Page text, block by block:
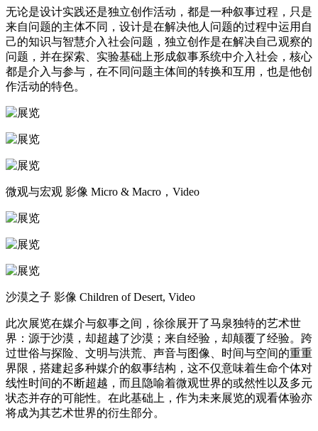
无论是设计实践还是独立创作活动，都是一种叙事过程，只是
来自问题的主体不同，设计是在解决他人问题的过程中运用自
己的知识与智慧介入社会问题，独立创作是在解决自己观察的
问题，并在探索、实验基础上形成叙事系统中介入社会，核心
都是介入与参与，在不同问题主体间的转换和互用，也是他创
作活动的特色。
微观与宏观 影像 Micro & Macro，Video
沙漠之子 影像 Children of Desert, Video
此次展览在媒介与叙事之间，徐徐展开了马泉独特的艺术世
界：源于沙漠，却超越了沙漠；来自经验，却颠覆了经验。跨
过世俗与探险、文明与洪荒、声音与图像、时间与空间的重重
界限，搭建起多种媒介的叙事结构，这不仅意味着生命个体对
线性时间的不断超越，而且隐喻着微观世界的或然性以及多元
状态并存的可能性。在此基础上，作为未来展览的观看体验亦
将成为其艺术世界的衍生部分。